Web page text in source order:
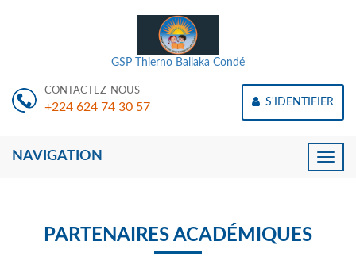
GSP Thierno Ballaka Condé
CONTACTEZ-NOUS
+224 624 74 30 57 S'IDENTIFIER
Toggle
NAVIGATION
PARTENAIRES ACADÉMIQUES